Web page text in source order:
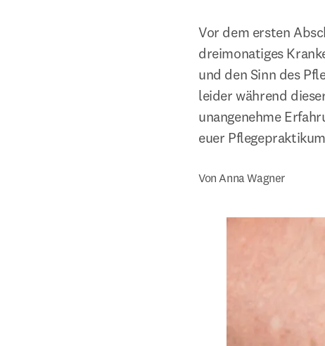
Vor dem ersten
dreimonatiges
und den Sinn des
leider während
unangenehme
euer
Von Anna Wagner